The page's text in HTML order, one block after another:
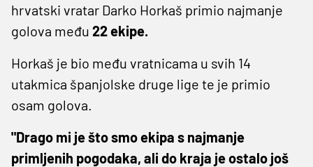
hrvatski vratar Darko Horkaš primio najmanje
golova među 22 ekipe.
Horkaš je bio među vratnicama u svih 14
utakmica španjolske druge lige te je primio
osam golova.
"Drago mi je što smo ekipa s najmanje
primljenih pogodaka, ali do kraja je ostalo još